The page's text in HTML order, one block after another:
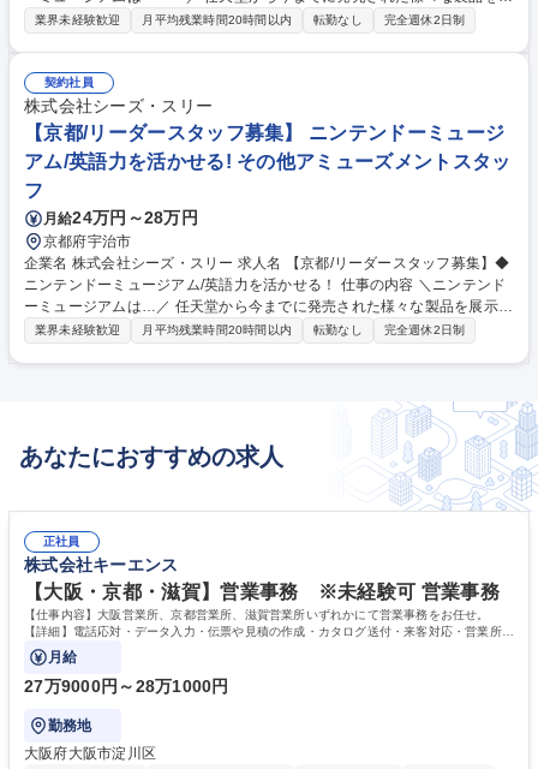
示する施設です！ お客様のご案内・誘導を行う運営スタッフのリーダー業
ッフ配置管理業務（シフト作成含む） ・その他、運営備品管理・業務改善
プロジェクト参画 募集職種 【京都/リーダースタッフ募集】◆ニンテンド
ーミュージアム/英語力を活かせる！
業界未経験歓迎 月平均残業時間20時間以内 転勤なし 完全週休2日制
契約社員
株式会社シーズ・スリー
【京都/リーダースタッフ募集】 ニンテンドーミュージ
アム/英語力を活かせる! その他アミューズメントスタッ
フ
月給24万円～28万円
京都府宇治市
企業名 株式会社シーズ・スリー 求人名 【京都/リーダースタッフ募集】◆
ニンテンドーミュージアム/英語力を活かせる！ 仕事の内容 ＼ニンテンド
ーミュージアムは…／ 任天堂から今までに発売された様々な製品を展示す
る施設です！ お客様のご案内・誘導を行う運営スタッフのリーダー業務を
業界未経験歓迎 月平均残業時間20時間以内 転勤なし 完全週休2日制
あなたにおすすめの求人
正社員
株式会社キーエンス
【大阪・京都・滋賀】営業事務 ※未経験可 営業事務
【仕事内容】大阪営業所、京都営業所、滋賀営業所いずれかにて営業事務をお任せ。
【詳細】電話応対・データ入力・伝票や見積の作成・カタログ送付・来客対応・営業所内
で発生する事務業務や業務改善をお任せ。
月給
27万9000円～28万1000円
勤務地
大阪府大阪市淀川区